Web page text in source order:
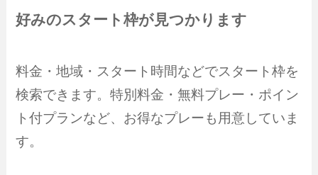
好みのスタート枠が見つかります
料金・地域・スタート時間などでスタート枠を
検索できます。特別料金・無料プレー・ポイン
ト付プランなど、お得なプレーも用意していま
す。